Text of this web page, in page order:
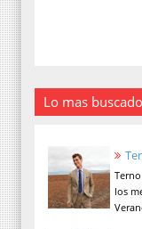
Lo mas buscado
los